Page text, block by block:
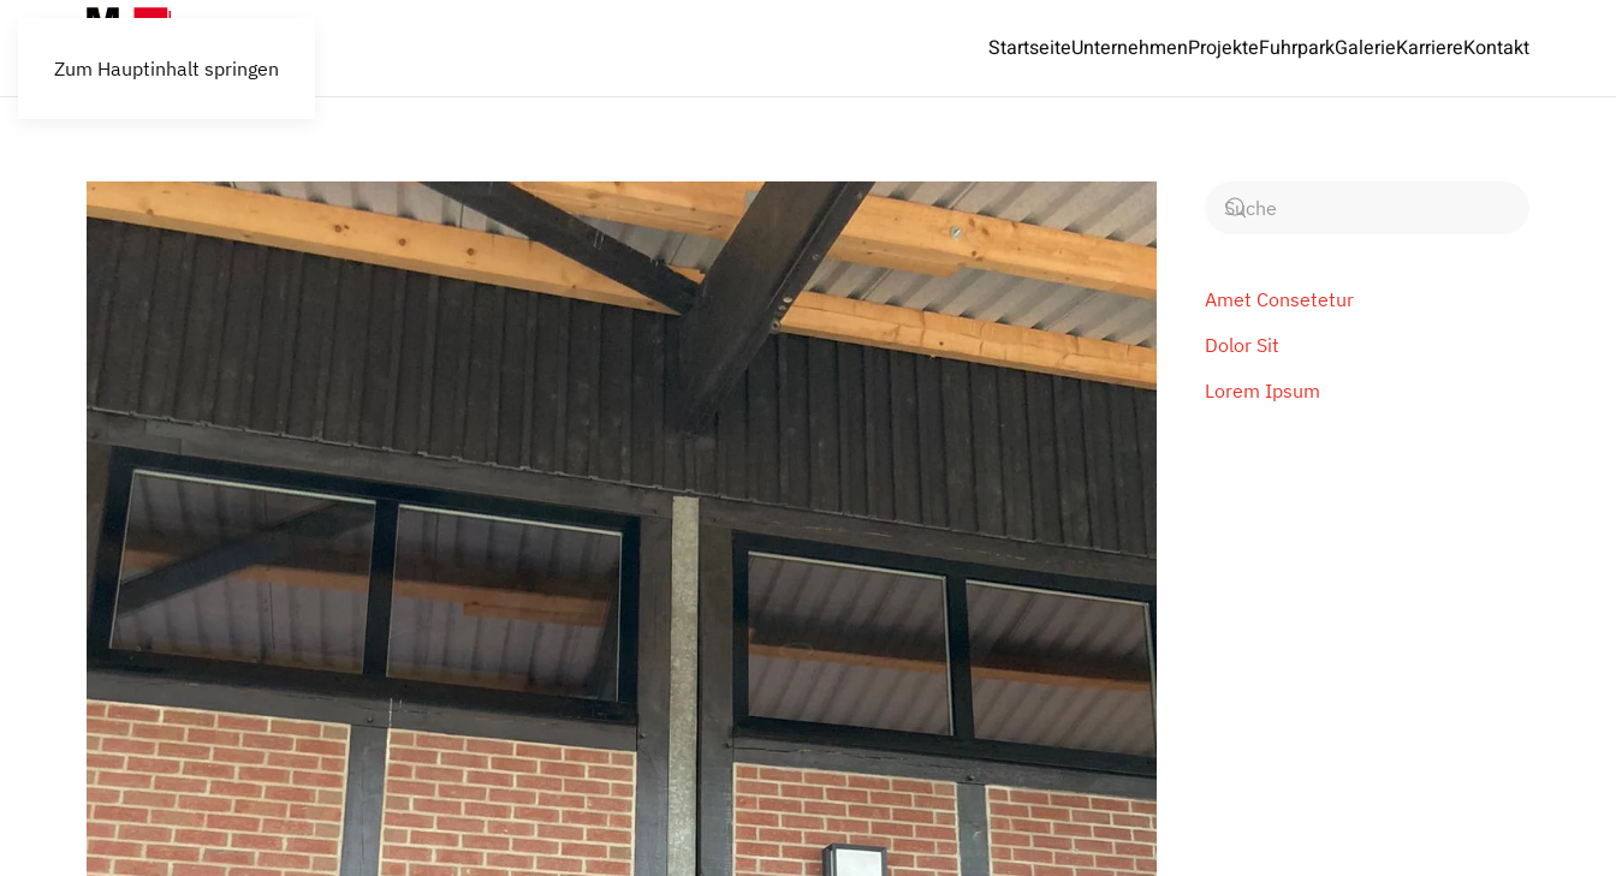
Zum Hauptinhalt springen
StartseiteUnternehmenProjekteFuhrparkGalerieKarriereKontakt
Amet Consetetur
Dolor Sit
Lorem Ipsum